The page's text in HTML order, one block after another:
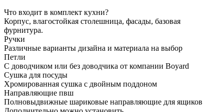
Что входит в комплект кухни?
Корпус, влагостойкая столешница, фасады, базовая
фурнитура.
Ручки
Различные варианты дизайна и материала на выбор
Петли
С доводчиком или без доводчика от компании Boyard
Сушка для посуды
Хромированная сушка с двойным поддоном
Направляющие пвш
Полновыдвижные шариковые направляющие для ящиков